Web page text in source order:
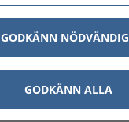
GODKÄNN
GODKÄNN ALLA